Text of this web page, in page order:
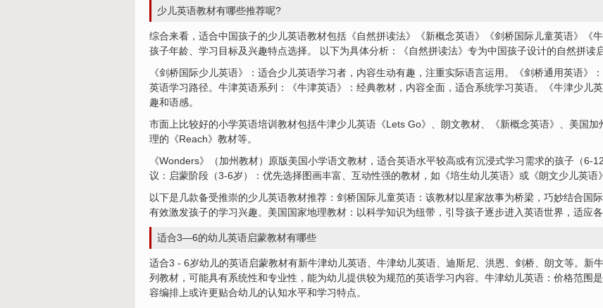
少儿英语教材有哪些推荐呢?
综合来看，适合中国孩子的少儿英语教材包括《自然拼读法》《新概念英语》《剑桥国际儿童英语》《
孩子年龄、学习目标及兴趣特点选择。 以下为具体分析：《自然拼读法》专为中国孩子设计的自然拼读
《剑桥国际少儿英语》：适合少儿英语学习者，内容生动有趣，注重实际语言运用。《剑桥通用英语》
英语学习路径。牛津英语系列：《牛津英语》：经典教材，内容全面，适合系统学习英语。《牛津少儿
趣和语感。
市面上比较好的小学英语培训教材包括牛津少儿英语《Lets Go》、朗文教材、《新概念英语》、美国
理的《Reach》教材等。
《Wonders》（加州教材）原版美国小学语文教材，适合英语水平较高或有沉浸式学习需求的孩子（6-
议：启蒙阶段（3-6岁）：优先选择图画丰富、互动性强的教材，如《培生幼儿英语》或《朗文少儿英语
以下是几款备受推崇的少儿英语教材推荐：剑桥国际儿童英语：该教材以星家故事为桥梁，巧妙结合国
有效激发孩子的学习兴趣。美国国家地理教材：以科学知识为纽带，引导孩子逐步进入英语世界，适应
适合3—6的幼儿英语启蒙教材有哪些
适合3 - 6岁幼儿的英语启蒙教材有新牛津幼儿英语、牛津幼儿英语、迪斯尼、洪恩、剑桥、朗文等。新
列教材，可能具有系统性和专业性，能为幼儿提供较为规范的英语学习内容。牛津幼儿英语：价格范围
容编排上或许更贴合幼儿的认知水平和学习特点。